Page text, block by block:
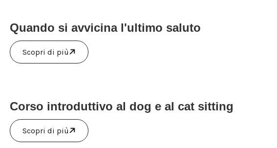
Quando si avvicina l'ultimo saluto
Scopri di più
Corso introduttivo al dog e al cat sitting
Scopri di più